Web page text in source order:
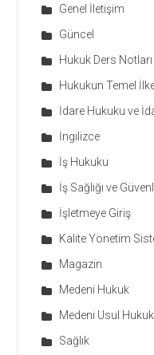
Genel İletişim
Güncel
Hukuk Ders Notları
Hukukun Temel
İdare Hukuku ve
İngilizce
İş Hukuku
İş Sağlığı ve
İşletmeye Giriş
Kalite Yönetim
Magazin
Medeni Hukuk
Medeni Usul
Sağlık